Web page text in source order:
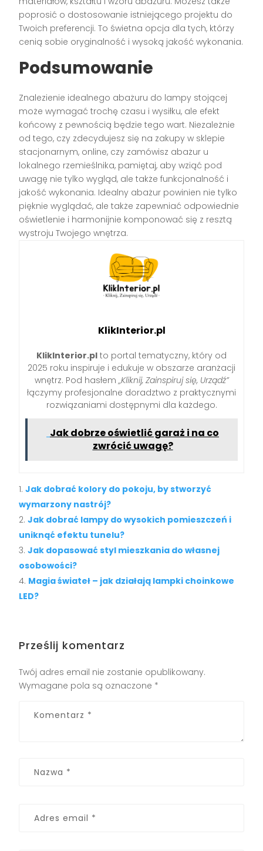
poprosić o dostosowanie istniejącego projektu do
Twoich preferencji. To świetna opcja dla tych, którzy
cenią sobie oryginalność i wysoką jakość wykonania.
Podsumowanie
Znalezienie idealnego abażuru do lampy stojącej
może wymagać trochę czasu i wysiłku, ale efekt
końcowy z pewnością będzie tego wart. Niezależnie
od tego, czy zdecydujesz się na zakupy w sklepie
stacjonarnym, online, czy zamówisz abażur u
lokalnego rzemieślnika, pamiętaj, aby wziąć pod
uwagę nie tylko wygląd, ale także funkcjonalność i
jakość wykonania. Idealny abażur powinien nie tylko
pięknie wyglądać, ale także zapewniać odpowiednie
oświetlenie i harmonijnie komponować się z resztą
wystroju Twojego wnętrza.
KlikInterior.pl
KlikInterior.pl to portal tematyczny, który od
2025 roku inspiruje i edukuje w obszarze aranżacji
wnętrz. Pod hasłem „Kliknij, Zainspiruj się, Urządź”
łączymy profesjonalne doradztwo z praktycznymi
rozwiązaniami dostępnymi dla każdego.
Jak dobrze oświetlić garaż i na co
zwrócić uwagę?
Jak dobrać kolory do pokoju, by stworzyć
wymarzony nastrój?
Jak dobrać lampy do wysokich pomieszczeń i
uniknąć efektu tunelu?
Jak dopasować styl mieszkania do własnej
osobowości?
Magia świateł – jak działają lampki choinkowe
LED?
Prześlij komentarz
Twój adres email nie zostanie opublikowany.
Wymagane pola są oznaczone *